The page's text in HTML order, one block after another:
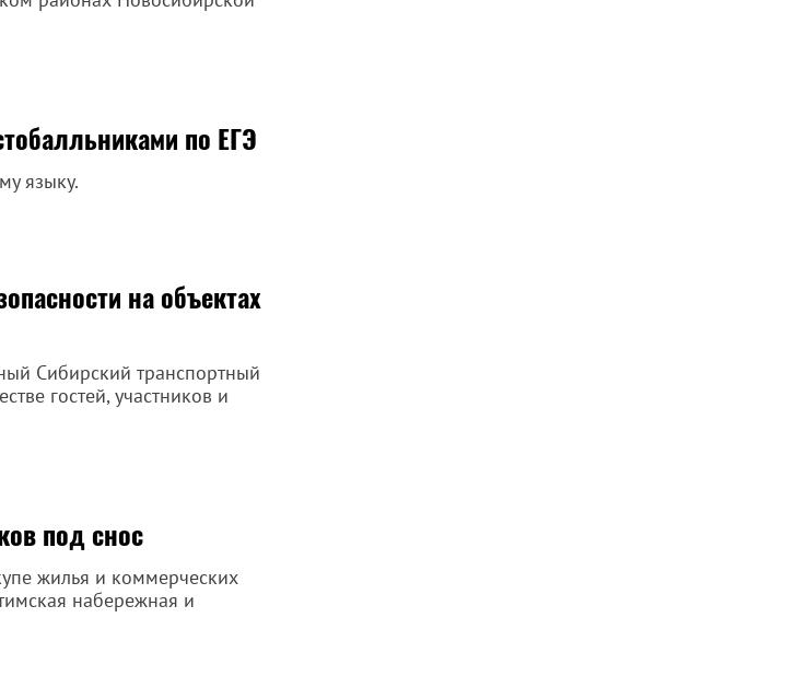
по ЕГЭ
языку.
на объектах
Сибирский транспортный
гостей, участников и
под снос
жилья и коммерческих
набережная и